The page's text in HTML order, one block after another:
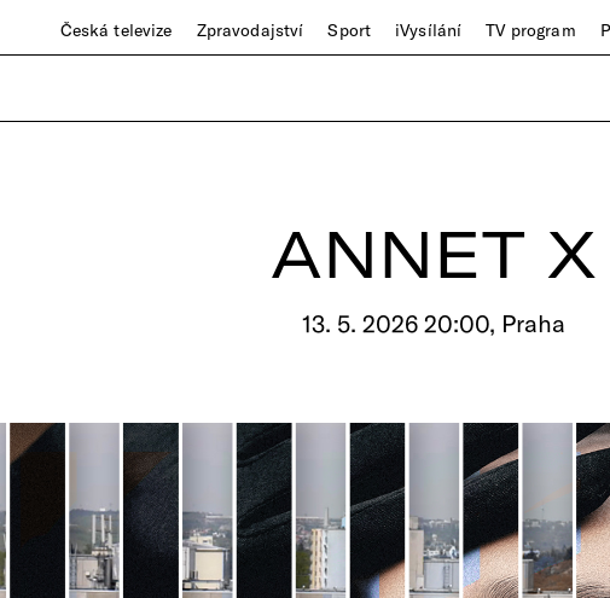
Česká televize Zpravodajství Sport iVysílání TV program
ANNET X
13. 5. 2026 20:00, Praha